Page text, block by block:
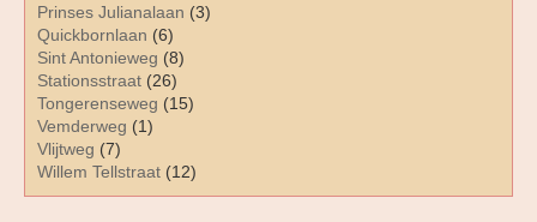
Prinses Julianalaan (3)
Quickbornlaan (6)
Sint Antonieweg (8)
Stationsstraat (26)
Tongerenseweg (15)
Vemderweg (1)
Vlijtweg (7)
Willem Tellstraat (12)